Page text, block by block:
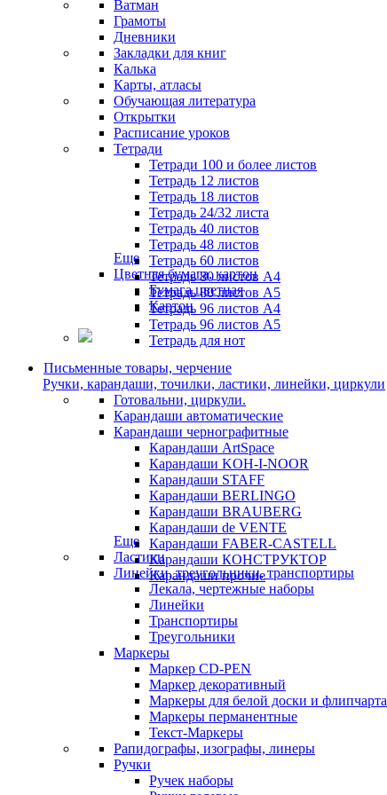
Ватман
Грамоты
Дневники
Закладки для книг
Калька
Карты, атласы
Обучающая литература
Открытки
Расписание уроков
Тетради
Тетради 100 и более листов
Тетрадь 12 листов
Тетрадь 18 листов
Тетрадь 24/32 листа
Тетрадь 40 листов
Тетрадь 48 листов
Тетрадь 60 листов
Тетрадь 80 листов А4
Тетрадь 80 листов А5
Тетрадь 96 листов А4
Тетрадь 96 листов А5
Тетрадь для нот
Еще
Цветная бумага, картон
Бумага цветная
Картон
Письменные товары, черчение
Ручки, карандаши, точилки, ластики, линейки, циркули
Готовальни, циркули.
Карандаши автоматические
Карандаши чернографитные
Карандаши ArtSpace
Карандаши KOH-I-NOOR
Карандаши STAFF
Карандаши BERLINGO
Карандаши BRAUBERG
Карандаши de VENTE
Карандаши FABER-CASTELL
Карандаши КОНСТРУКТОР
Карандаши прочие
Еще
Ластики
Линейки, треугольники, транспортиры
Лекала, чертежные наборы
Линейки
Транспортиры
Треугольники
Маркеры
Маркер CD-PEN
Маркер декоративный
Маркеры для белой доски и флипчарта
Маркеры перманентные
Текст-Маркеры
Рапидографы, изографы, линеры
Ручки
Ручек наборы